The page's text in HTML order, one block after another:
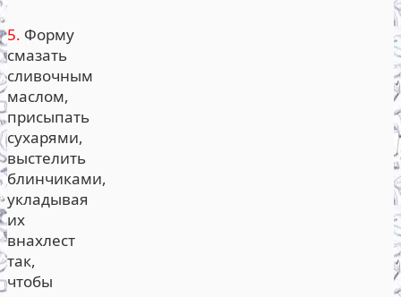
5. Форму
смазать
сливочным
маслом,
присыпать
сухарями,
выстелить
блинчиками,
укладывая
их
внахлест
так,
чтобы